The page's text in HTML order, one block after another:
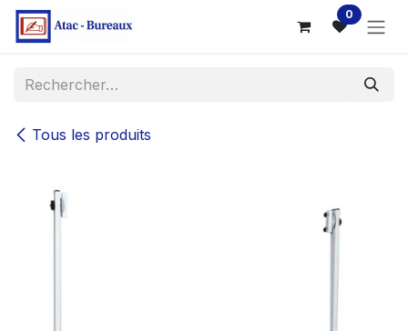
Se rendre au contenu 0
Tous les produits